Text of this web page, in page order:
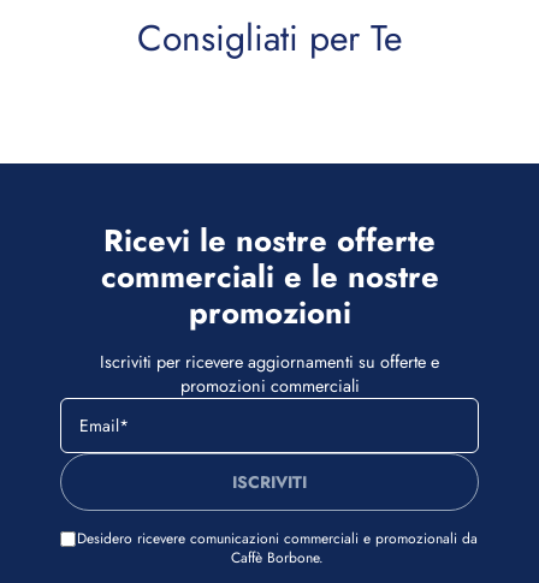
Ricevi le nostre offerte
commerciali e le nostre
promozioni
Iscriviti per ricevere aggiornamenti su offerte e
promozioni commerciali
ISCRIVITI
Desidero ricevere comunicazioni commerciali e promozionali da
Caffè Borbone.